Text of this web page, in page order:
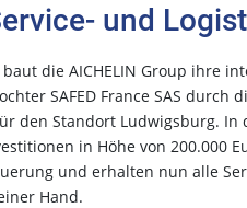
und
baut die AICHELIN Group ihre
SAFED France SAS durch
den Standort Ludwigsburg. In
in Höhe von 200.000
und erhalten nun alle
Hand.